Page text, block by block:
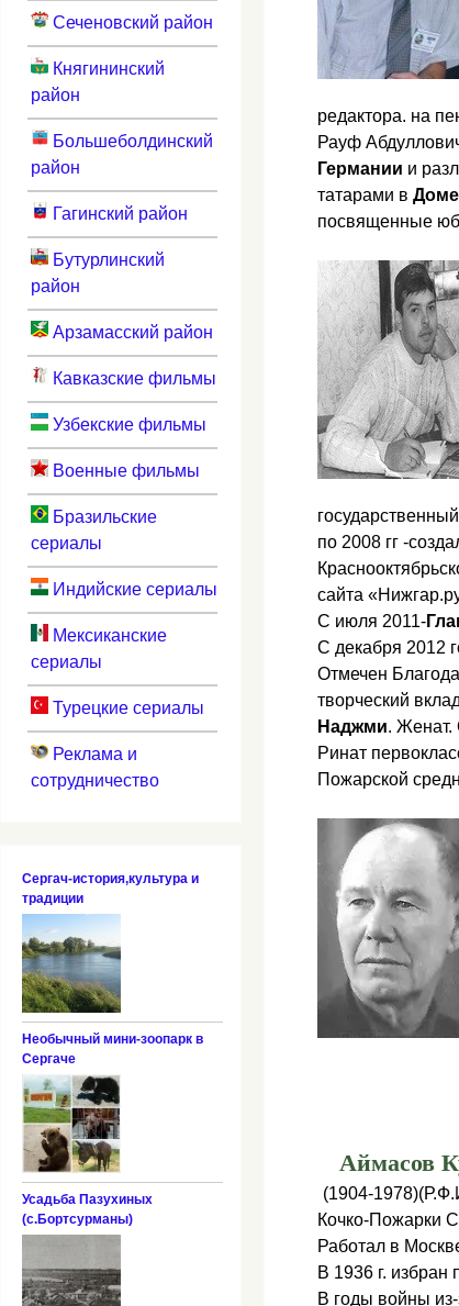
редактора. на
Рауф
Германии и
татарами в
посвященные
по 2008 гг -
сайта
C июля 2011-
С декабря 2012
Отмечен
творческий
Наджми. Женат.
Ринат
Пожарской
Аймасов
(1904-
Кочко-Пожарки
Работал в
В 1936 г. избран
В годы войны
Сеченовский район
Княгининский
район
Большеболдинский
район
Гагинский район
Бутурлинский
район
Арзамасский район
Кавказские фильмы
Узбекские фильмы
Военные фильмы
Бразильские
сериалы
Индийские сериалы
Мексиканские
сериалы
Турецкие сериалы
Реклама и
сотрудничество
Сергач-история,культура и
традиции
Необычный мини-зоопарк в
Сергаче
Усадьба Пазухиных
(с.Бортсурманы)